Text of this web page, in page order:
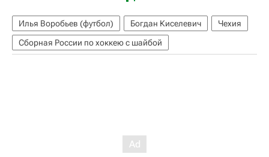
Илья Воробьев (футбол) Богдан Киселевич
Чехия
Сборная России по хоккею с шайбой